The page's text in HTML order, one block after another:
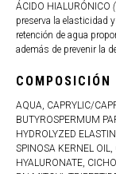
ÁCIDO HIALURÓNICO
preserva la elasticidad
retención de agua
además de prevenir la
COMPOSICIÓN
AQUA, CAPRYLIC/
BUTYROSPERMUM
HYDROLYZED
SPINOSA KERNEL
HYALURONATE,